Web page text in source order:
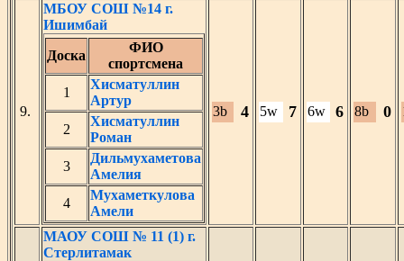
9.
МБОУ СОШ №14 г.
Ишимбай
Доска
ФИО
спортсмена
1
Хисматуллин
Артур
2
Хисматуллин
Роман
3
Дильмухаметова
Амелия
4
Мухаметкулова
Амели
3b 4 5w 7 6w 6 8b 0
МАОУ СОШ № 11 (1) г.
Стерлитамак